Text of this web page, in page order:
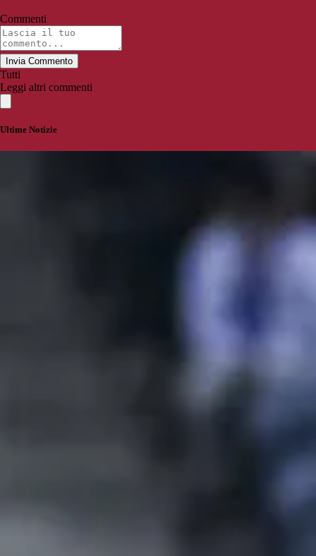
Commenti
Invia Commento
Tutti
Leggi altri commenti
Ultime Notizie